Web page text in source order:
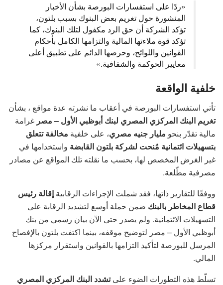
«ردًا على استفسارات البورصة بشأن الأخبار
المنشورة حول تغريم بعض البنوك بسبب بلتون،
تؤكد الشركة أن حق الرد مكفول لتلك البنوك، كما
تؤكد قوة ملاءتها المالية والتزامها الكامل بأحكام
القوانين واللوائح، وحرصها الدائم على تطبيق أعلى
معايير الحوكمة والشفافية.»
خلفية الواقعة
تأتي استفسارات البورصة في أعقاب ما نشرته عدة مواقع ، بشأن
تغريم البنك المركزي المصري لبنك أبوظبي الأول – مصر غرامة
مالية تقدّر بنحو مليار جنيه مصري، على خلفية مخالفة تتعلق
بتسهيلات ائتمانية مُنحت لشركة بلتون القابضة واستخدامها في
غير الغرض المخصص لها، بحسب ما نقلته تلك المواقع عن مصادر
مصرفية مطّلعة.
ووفقًا للتقارير ذاتها، فقد شملت الإجراءات الرقابية إقالة رئيس
قطاع المخاطر بالبنك ضمن حملة أوسع لتشديد الرقابة على
التسهيلات الائتمانية. ولم يصدر حتى الآن بيان رسمي من بنك
أبوظبي الأول – مصر لتوضيح موقفه، بينما اكتفت بلتون بالإفصاح
المرسل للبورصة لتأكيد التزامها بالقوانين واستقرار مركزها
المالي.
تسلّط هذه التطورات الضوء علىتشدد البنك المركزي المصري